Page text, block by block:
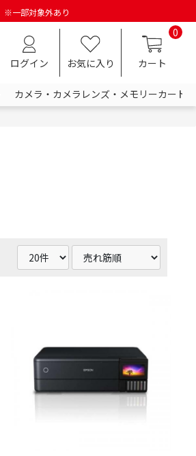
※一部対象外あり
ログイン お気に入り
0
カート
カメラ・カメラレンズ・メモリーカード